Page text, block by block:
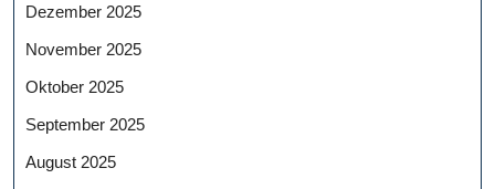
Dezember 2025
November 2025
Oktober 2025
September 2025
August 2025